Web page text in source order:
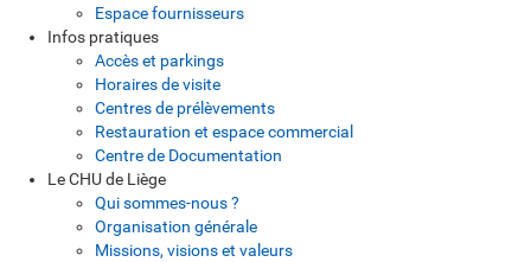
Espace fournisseurs
Infos pratiques
Accès et parkings
Horaires de visite
Centres de prélèvements
Restauration et espace commercial
Centre de Documentation
Le CHU de Liège
Qui sommes-nous ?
Organisation générale
Missions, visions et valeurs